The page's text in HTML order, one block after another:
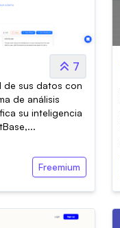
7
de sus datos con
de análisis
su inteligencia
Freemium